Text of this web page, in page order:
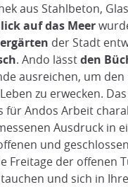
aus Stahlbeton,
auf das Meer
der Stadt
. Ando lässtden
ausreichen, um
zu erwecken.
für Andos Arbeit
Ausdruck in
und
Freitage der offenen
und sich in